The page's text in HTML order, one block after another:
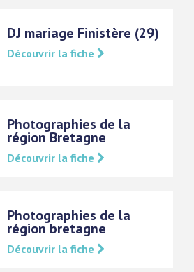
DJ mariage Finistère (29)
Découvrir la fiche
Photographies de la
région Bretagne
Découvrir la fiche
Photographies de la
région bretagne
Découvrir la fiche